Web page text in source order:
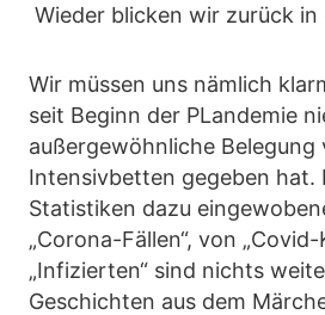
Wieder blicken wir zurück
Wir müssen uns nämlich
seit Beginn der PLandemie
außergewöhnliche Belegung
Intensivbetten gegeben hat.
Statistiken dazu
„Corona-Fällen“, von
„Infizierten“ sind nichts
Geschichten aus dem